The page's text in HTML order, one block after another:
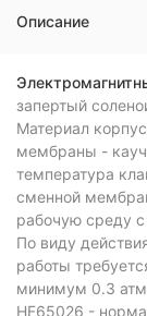
Описание
запертый
Материал
мембраны -
температура
сменной
рабочую среду
По виду
работы
минимум 0.3
HF65026 -